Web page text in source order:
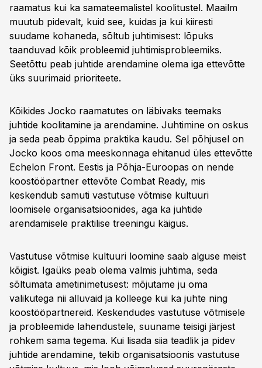
raamatus kui ka samateemalistel koolitustel. Maailm
muutub pidevalt, kuid see, kuidas ja kui kiiresti
suudame kohaneda, sõltub juhtimisest: lõpuks
taanduvad kõik probleemid juhtimisprobleemiks.
Seetõttu peab juhtide arendamine olema iga ettevõtte
üks suurimaid prioriteete.
Kõikides Jocko raamatutes on läbivaks teemaks
juhtide koolitamine ja arendamine. Juhtimine on oskus
ja seda peab õppima praktika kaudu. Sel põhjusel on
Jocko koos oma meeskonnaga ehitanud üles ettevõtte
Echelon Front. Eestis ja Põhja-Euroopas on nende
koostööpartner ettevõte Combat Ready, mis
keskendub samuti vastutuse võtmise kultuuri
loomisele organisatsioonides, aga ka juhtide
arendamisele praktilise treeningu käigus.
Vastutuse võtmise kultuuri loomine saab alguse meist
kõigist. Igaüks peab olema valmis juhtima, seda
sõltumata ametinimetusest: mõjutame ju oma
valikutega nii alluvaid ja kolleege kui ka juhte ning
koostööpartnereid. Keskendudes vastutuse võtmisele
ja probleemide lahendustele, suuname teisigi järjest
rohkem sama tegema. Kui lisada siia teadlik ja pidev
juhtide arendamine, tekib organisatsioonis vastutuse